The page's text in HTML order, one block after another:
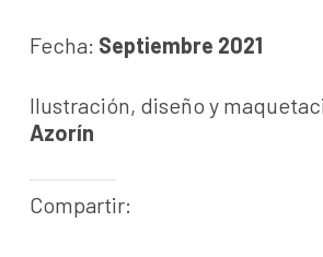
Fecha: Septiembre 2021
Ilustración, diseño y
Azorín
Compartir: